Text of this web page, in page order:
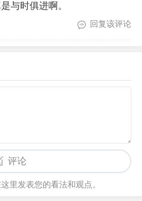
与时俱进啊。
回复该评论
评论
里发表您的看法和观点。